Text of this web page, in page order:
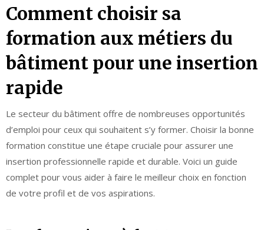
Comment choisir sa
formation aux métiers du
bâtiment pour une insertion
rapide
Le secteur du bâtiment offre de nombreuses opportunités
d’emploi pour ceux qui souhaitent s’y former. Choisir la bonne
formation constitue une étape cruciale pour assurer une
insertion professionnelle rapide et durable. Voici un guide
complet pour vous aider à faire le meilleur choix en fonction
de votre profil et de vos aspirations.